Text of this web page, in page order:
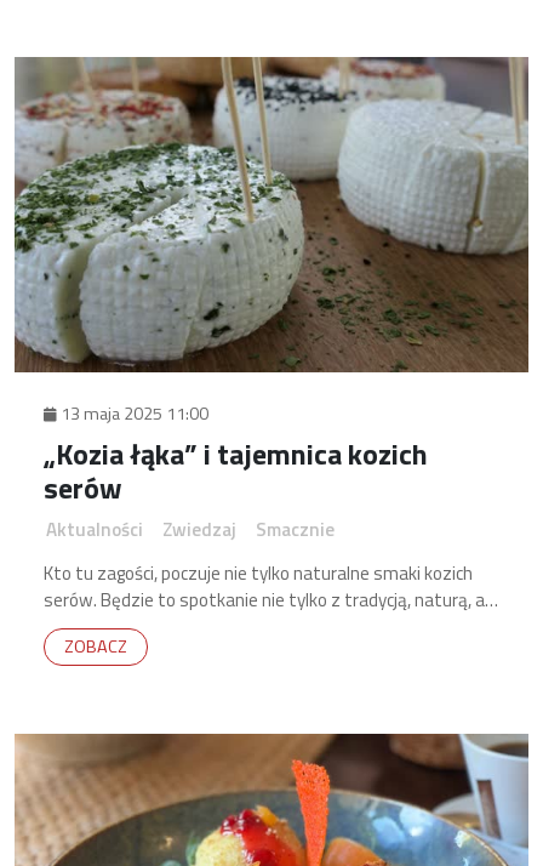
13 maja 2025 11:00
„Kozia łąka” i tajemnica kozich
serów
Aktualności Zwiedzaj
Smacznie
Kto tu zagości, poczuje nie tylko naturalne smaki kozich
serów. Będzie to spotkanie nie tylko z tradycją, naturą, ale
przede wszystkim z wyjątkową rodziną – ludźmi, którzy
potrafią dzielić się swoją pasją.
ZOBACZ